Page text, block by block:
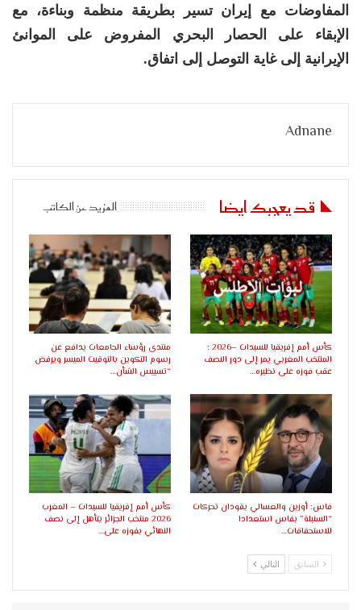
المفاوضات مع إيران تسير بطريقة منظمة وبناءة، مع
الإبقاء على الحصار البحري المفروض على الموانئ
الإيرانية إلى غاية التوصل إلى اتفاق.
Adnane
قد يعجبك ايضا المزيد عن الكاتب
كأس أمم إفريقيا للسيدات –2026 :
المنتخب المغربي يمر إلى دور النصف
عقب فوزه على نظيره…
منتدى رؤساء الجامعات يدافع عن
رسوم التكوين بالتوقيت الميسر ويرفض
“تسييس الشأن…
فاس: أوزين والعسالي يقودان تحركات
“السنبلة” بفاس استعدادا
للاستحقاقات…
كأس أمم إفريقيا للسيدات – المغرب
2026 منتخب الجزائر يتأهل إلى نصف
النهائي بفوزه على…
السابق التالي